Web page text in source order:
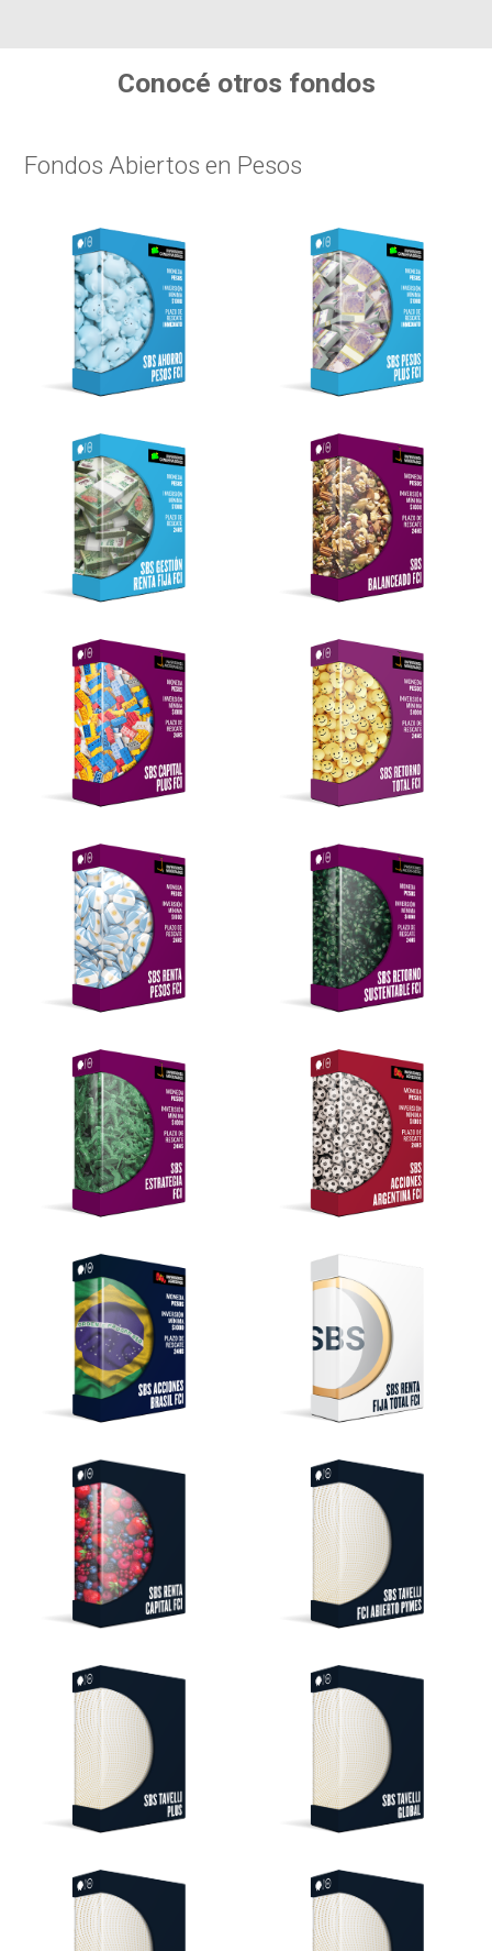
Conocé otros fondos
Fondos Abiertos en Pesos